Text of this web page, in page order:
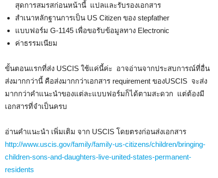
สุดการสมรสก่อนหน้านี้ แปลและรับรองเอกสาร
สำเนาหลักฐานการเป็น US Citizen ของ stepfather
แบบฟอร์ม G-1145 เพื่อขอรับข้อมูลทาง Electronic
ค่าธรรมเนียม
ขั้นตอนแรกที่ส่ง USCIS ใช้แค่นี้ค่ะ อาจอ่านจากประสบการณ์ที่อื่น
ส่งมากกว่านี้ คือส่งมากกว่าเอกสาร requirement ของUSCIS จะส่ง
มากกว่าคำแนะนำของแต่ละแบบฟอร์มก็ได้ตามสะดวก แต่ต้องมี
เอกสารที่จำเป็นครบ
อ่านคำแนะนำ เพิ่มเติม จาก USCIS โดยตรงก่อนส่งเอกสาร
http://www.uscis.gov/family/family-us-citizens/children/bringing-
children-sons-and-daughters-live-united-states-permanent-
residents